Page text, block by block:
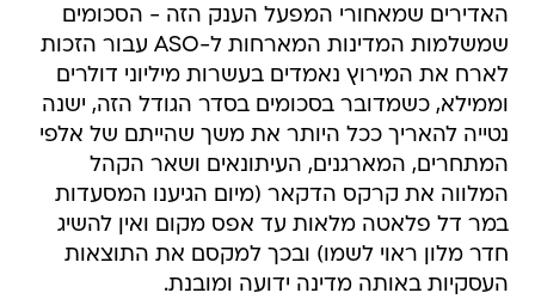
האדירים שמאחורי המפעל הענק הזה - הסכומים
שמשלמות המדינות המארחות ל-ASO עבור הזכות
לארח את המירוץ נאמדים בעשרות מיליוני דולרים
וממילא, כשמדובר בסכומים בסדר הגודל הזה, ישנה
נטייה להאריך ככל היותר את משך שהייתם של אלפי
המתחרים, המארגנים, העיתונאים ושאר הקהל
המלווה את קרקס הדקאר (מיום הגיענו המסעדות
במר דל פלאטה מלאות עד אפס מקום ואין להשיג
חדר מלון ראוי לשמו) ובכך למקסם את התוצאות
העסקיות באותה מדינה ידועה ומובנת.